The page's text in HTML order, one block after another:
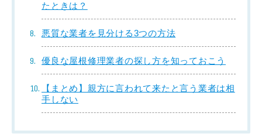
たときは？
悪質な業者を見分ける3つの方法
優良な屋根修理業者の探し方を知っておこう
【まとめ】親方に言われて来たと言う業者は相
手しない